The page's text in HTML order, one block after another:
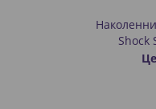
Shock